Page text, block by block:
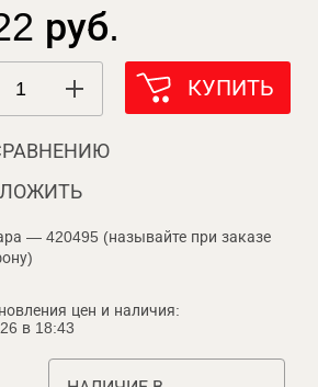
руб.
КУПИТЬ
— 420495 (называйте при заказе
цен и наличия:
в 18:43